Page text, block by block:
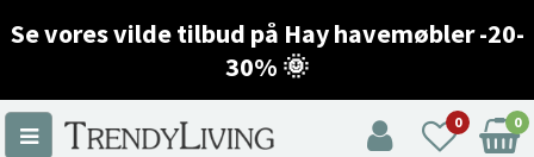
Se vores vilde tilbud på Hay havemøbler -20-
30% 🌞
0 0